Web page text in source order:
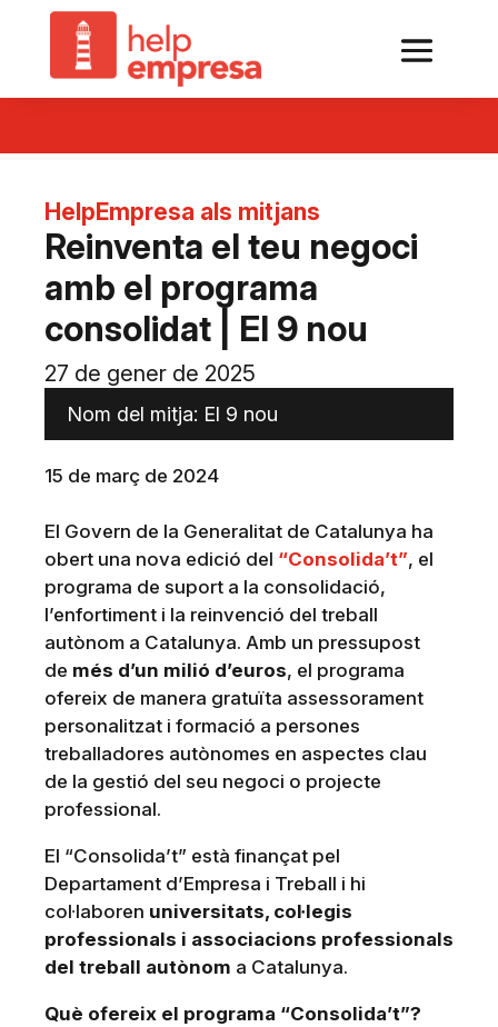
HelpEmpresa als mitjans
Reinventa el teu negoci
amb el programa
consolidat | El 9 nou
27 de gener de 2025
Nom del mitja: El 9 nou
15 de març de 2024
El Govern de la Generalitat de Catalunya ha
obert una nova edició del “Consolida’t”, el
programa de suport a la consolidació,
l’enfortiment i la reinvenció del treball
autònom a Catalunya. Amb un pressupost
de més d’un milió d’euros, el programa
ofereix de manera gratuïta assessorament
personalitzat i formació a persones
treballadores autònomes en aspectes clau
de la gestió del seu negoci o projecte
professional.
El “Consolida’t” està finançat pel
Departament d’Empresa i Treball i hi
col·laboren universitats, col·legis
professionals i associacions professionals
del treball autònom a Catalunya.
Què ofereix el programa “Consolida’t”?